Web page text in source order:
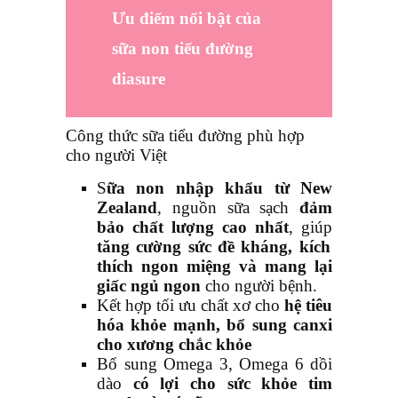
Ưu điểm nổi bật của
sữa non tiểu đường
diasure
Công thức sữa tiểu đường phù hợp
cho người Việt
Sữa non nhập khẩu từ New
Zealand, nguồn sữa sạch đảm
bảo chất lượng cao nhất, giúp
tăng cường sức đề kháng, kích
thích ngon miệng và mang lại
giấc ngủ ngon cho người bệnh.
Kết hợp tối ưu chất xơ cho hệ tiêu
hóa khỏe mạnh, bổ sung canxi
cho xương chắc khỏe
Bổ sung Omega 3, Omega 6 dồi
dào có lợi cho sức khỏe tim